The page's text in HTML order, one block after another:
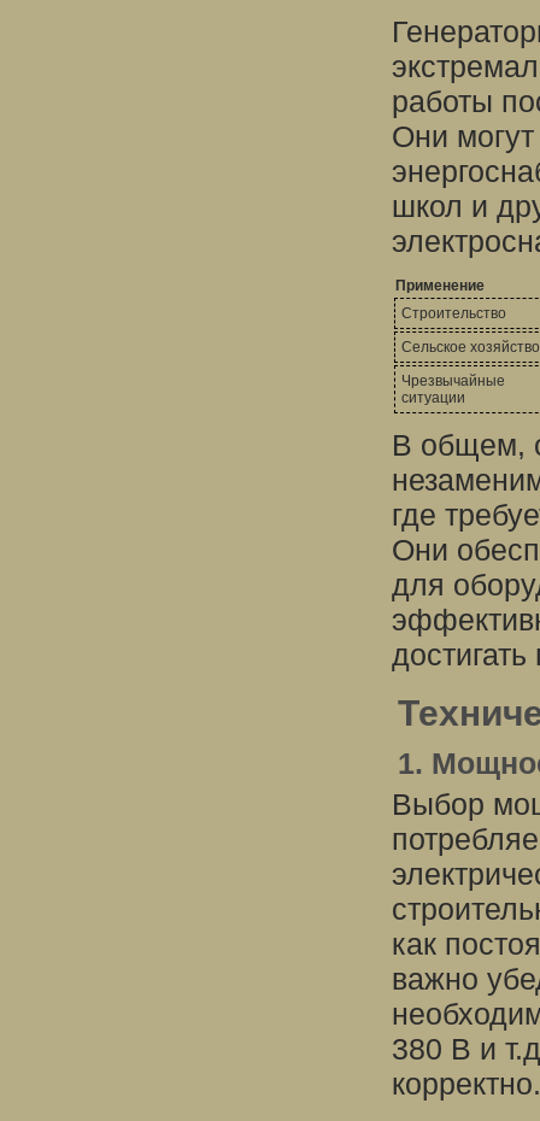
работы
Они
школ и
Применение
Строительство
Сельское хозяйство
Чрезвычайные
ситуации
В общем,
где
Они
для
1.
Выбор
как
важно
380 В и
корректно.